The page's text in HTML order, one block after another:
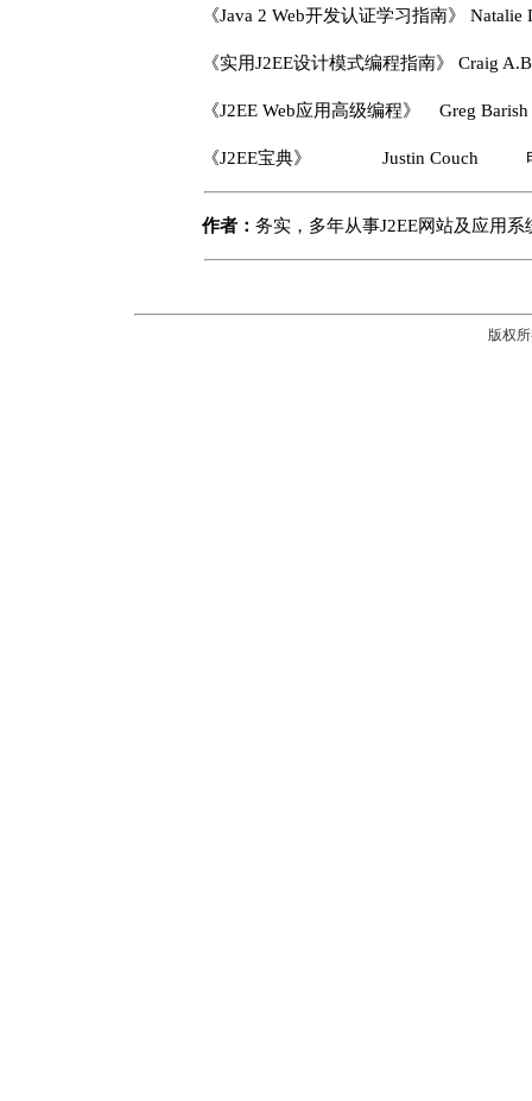
《Java 2 Web开发认证学习指南》
《实用J2EE设计模式编程指南》 Craig
《J2EE Web应用高级编程》 Greg
《J2EE宝典》 Justin Couch 电
作者： 务实，多年从事J2EE网站及应用
版权